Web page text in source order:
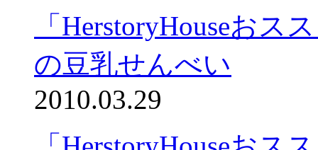
「HerstoryHouseおス
の豆乳せんべい
2010.03.29